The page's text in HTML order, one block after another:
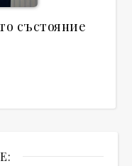
състояние